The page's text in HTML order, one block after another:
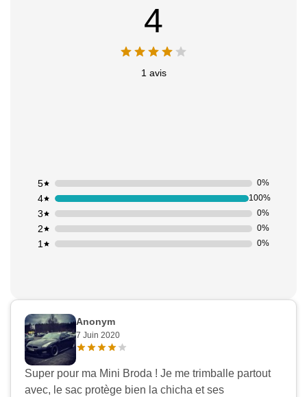
4
1 avis
1 0%
2 0%
3 0%
4 100%
5 0%
Anonym
7 Juin 2020
Super pour ma Mini Broda ! Je me trimballe partout
avec, le sac protège bien la chicha et ses